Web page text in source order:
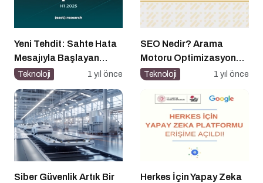
Yeni Tehdit: Sahte Hata
Mesajıyla Başlayan
Siber Saldırılar
Teknoloji 1 yıl önce
SEO Nedir? Arama
Motoru Optimizasyonu
Nasıl Yapılır?
Teknoloji 1 yıl önce
Siber Güvenlik Artık Bir
Herkes İçin Yapay Zeka